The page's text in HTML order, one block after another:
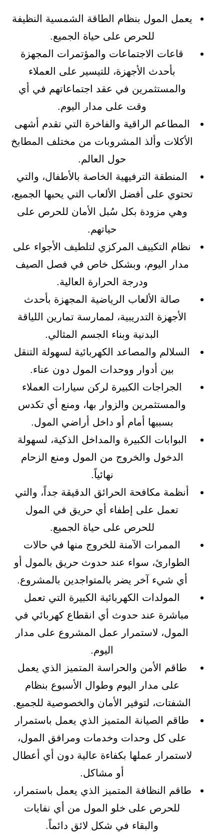
يعمل المول بنظام الطاقة الشمسية النظيفة
للحرص على حياة الجميع.
قاعات الاجتماعات والمؤتمرات المجهزة
بأحدث الأجهزة، للتيسير على العملاء
والمستثمرين في عقد اجتماعاتهم في أي
وقت على مدار اليوم.
المطاعم الراقية والفاخرة التي تقدم أشهى
الأكلات وألذ المشروبات من مختلف المطابخ
حول العالم.
المنطقة الترفيهية الخاصة بالأطفال، والتي
تحتوي على أفضل الألعاب التي يحبها الجميع،
وهي مزودة بكل سُبل الأمان للحرص على
حياتهم.
نظام التكييف المركزي لتلطيف الأجواء على
مدار اليوم، وبشكل خاص في فصل الصيف
ودرجة الحرارة العالية.
صالة الألعاب الرياضية المجهزة بأحدث
الأجهزة التدريبية، لممارسة تمارين اللياقة
البدنية وبناء الجسم المثالي.
السلالم والمصاعد الكهربائية لسهولة التنقل
بين أدوار ووحدات المول دون عناء.
الجراجات الكبيرة لركن سيارات العملاء
والمستثمرين والزوار بها، ومنع أي تكدس
بسببها أمام أو داخل أراضي المول.
البوابات الكبيرة والمداخل الذكية، لسهولة
الدخول والخروج من المول ومنع الزحام
نهائياً.
أنظمة مكافحة الحرائق الدقيقة جداً، والتي
تعمل على إطفاء أي حريق في المول
للحرص على حياة الجميع.
الممرات الآمنة للخروج منها في حالات
الطوارئ، سواء عند حدوث حريق بالمول أو
أي شيء آخر يضر بالمتواجدين بالمشروع.
المولدات الكهربائية الكبيرة التي تعمل
مباشرة عند حدوث أي انقطاع كهربائي في
المول، لاستمرار عمل المشروع على مدار
اليوم.
طاقم الأمن والحراسة المتميز الذي يعمل
على مدار اليوم وطوال الأسبوع بنظام
الشفتات، لتوفير الأمان والخصوصية للجميع.
طاقم الصيانة المتميز الذي يعمل باستمرار
على كل وحدات وخدمات ومرافق المول،
لاستمرار عملها بكفاءة عالية دون أي أعطال
أو مشاكل.
طاقم النظافة المتميز الذي يعمل باستمرار،
للحرص على خلو المول من أي نفايات
والبقاء في شكل لائق دائماً.